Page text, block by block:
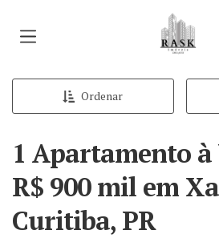
Página
Ordenar
1 Apartamento à
R$ 900 mil em
Curitiba, PR